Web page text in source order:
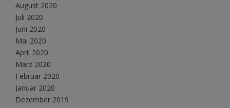
August 2020
Juli 2020
Juni 2020
Mai 2020
April 2020
März 2020
Februar 2020
Januar 2020
Dezember 2019